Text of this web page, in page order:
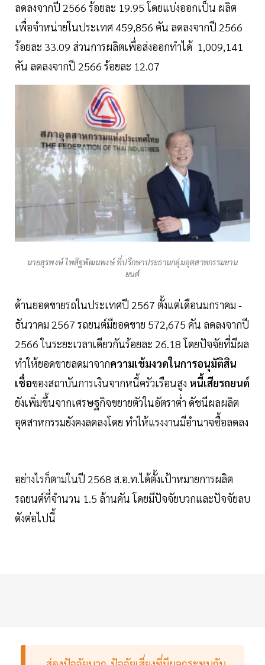
ลดลงจากปี 2566 ร้อยละ 19.95 โดยแบ่งออกเป็น ผลิต
เพื่อจำหน่ายในประเทศ 459,856 คัน ลดลงจากปี 2566
ร้อยละ 33.09 ส่วนการผลิตเพื่อส่งออกทำได้ 1,009,141
คัน ลดลงจากปี 2566 ร้อยละ 12.07
นายสุรพงษ์ ไพสิฐพัฒนพงษ์ ที่ปรึกษาประธานกลุ่มอุตสาหกรรมยาน
ยนต์
ด้านยอดขายรถในประเทศปี 2567 ตั้งแต่เดือนมกราคม -
ธันวาคม 2567 รถยนต์มียอดขาย 572,675 คัน ลดลงจากปี
2566 ในระยะเวลาเดียวกันร้อยละ 26.18 โดยปัจจัยที่มีผล
ทำให้ยอดขายลดมาจากความเข้มงวดในการอนุมัติสิน
เชื่อของสถาบันการเงินจากหนี้ครัวเรือนสูง หนี้เสียรถยนต์
ยังเพิ่มขึ้นจากเศรษฐกิจขยายตัวในอัตราต่ำ ดัชนีผลผลิต
อุตสาหกรรมยังคงลดลงโดย ทำให้แรงงานมีอำนาจซื้อลดลง
อย่างไรก็ตามในปี 2568 ส.อ.ท.ได้ตั้งเป้าหมายการผลิต
รถยนต์ที่จำนวน 1.5 ล้านคัน โดยมีปัจจัยบวกและปัจจัยลบ
ดังต่อไปนี้